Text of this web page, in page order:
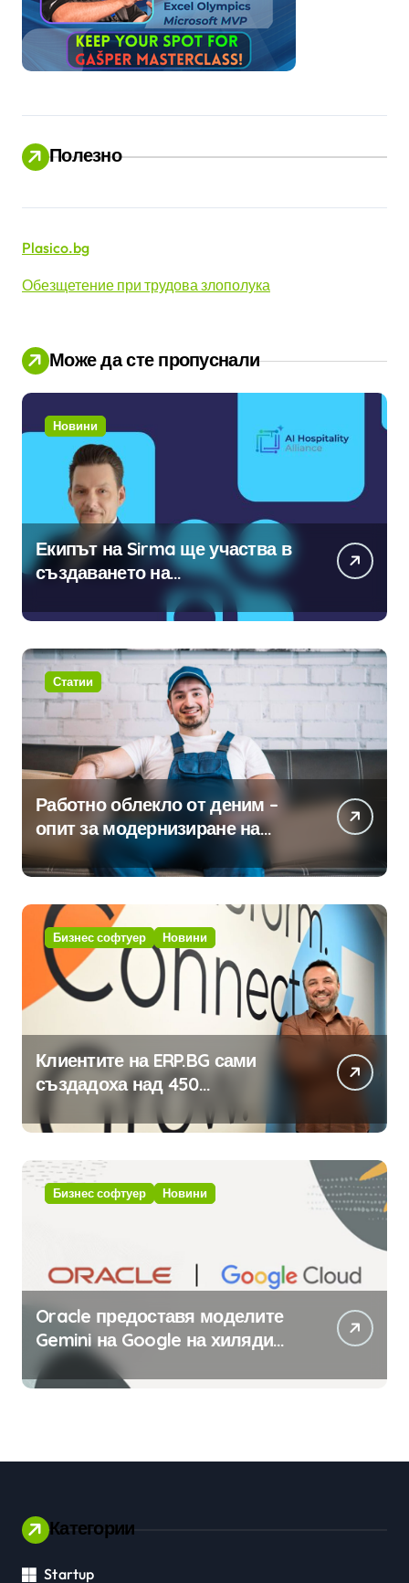
Полезно
Plasico.bg
Обезщетение при трудова злополука
Може да сте пропуснали
Новини
Екипът на Sirma ще участва в
създаването на
международните стандарти за
навлизане на изкуствен
интелект в хотелиерството
Статии
Работно облекло от деним –
опит за модернизиране на
традицията
Бизнес софтуер Новини
Клиентите на ERP.BG сами
създадоха над 450
приложения за ERP системата
с помощта на вградения в нея
изкуствен интелект
Бизнес софтуер Новини
Oracle предоставя моделите
Gemini на Google на хиляди
клиенти на бизнес
приложения
Категории
Startup